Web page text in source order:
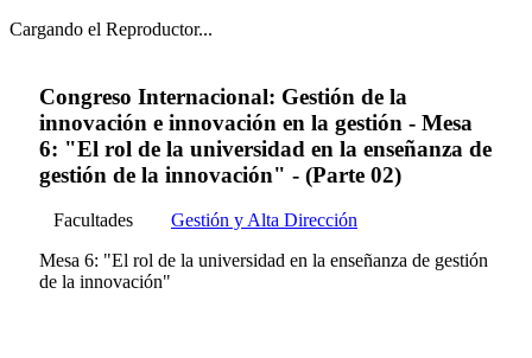
Cargando el Reproductor...
Congreso Internacional: Gestión de la
innovación e innovación en la gestión - Mesa
6: "El rol de la universidad en la enseñanza de
gestión de la innovación" - (Parte 02)
Facultades
Gestión y Alta Dirección
Mesa 6: "El rol de la universidad en la enseñanza de gestión
de la innovación"